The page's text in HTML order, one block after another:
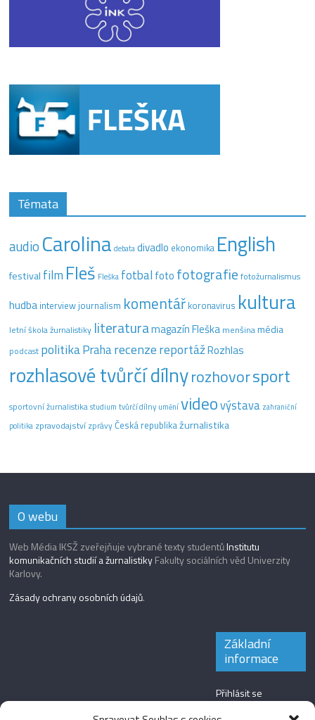
Témata
audio Carolina debata divadlo ekonomika English
festival film Fleš Fleška fotbal foto fotografie fotožurnalismus
hudba interview journalism komentář koronavirus kultura
letní škola žurnalistiky literaturamagazín Fleška menšinamédia
podcast politikaPraharecenzereportážRozhlas
rozhlasové tvůrčí dílnyrozhovorsport
sportovní žurnalistika studium tvůrčí dílny uměnívideovýstava zahraniční
politika zpravodajstvízprávyČeská republikažurnalistika
O webu
Web Média IKSŽ zveřejňuje vybrané texty studentůInstitutu
komunikačních studií a žurnalistikyFakulty sociálních věd Univerzity
Karlovy.
Zásady ochrany osobních údajů.
Základní
informace
Přihlásit se
Zdroj kanálů